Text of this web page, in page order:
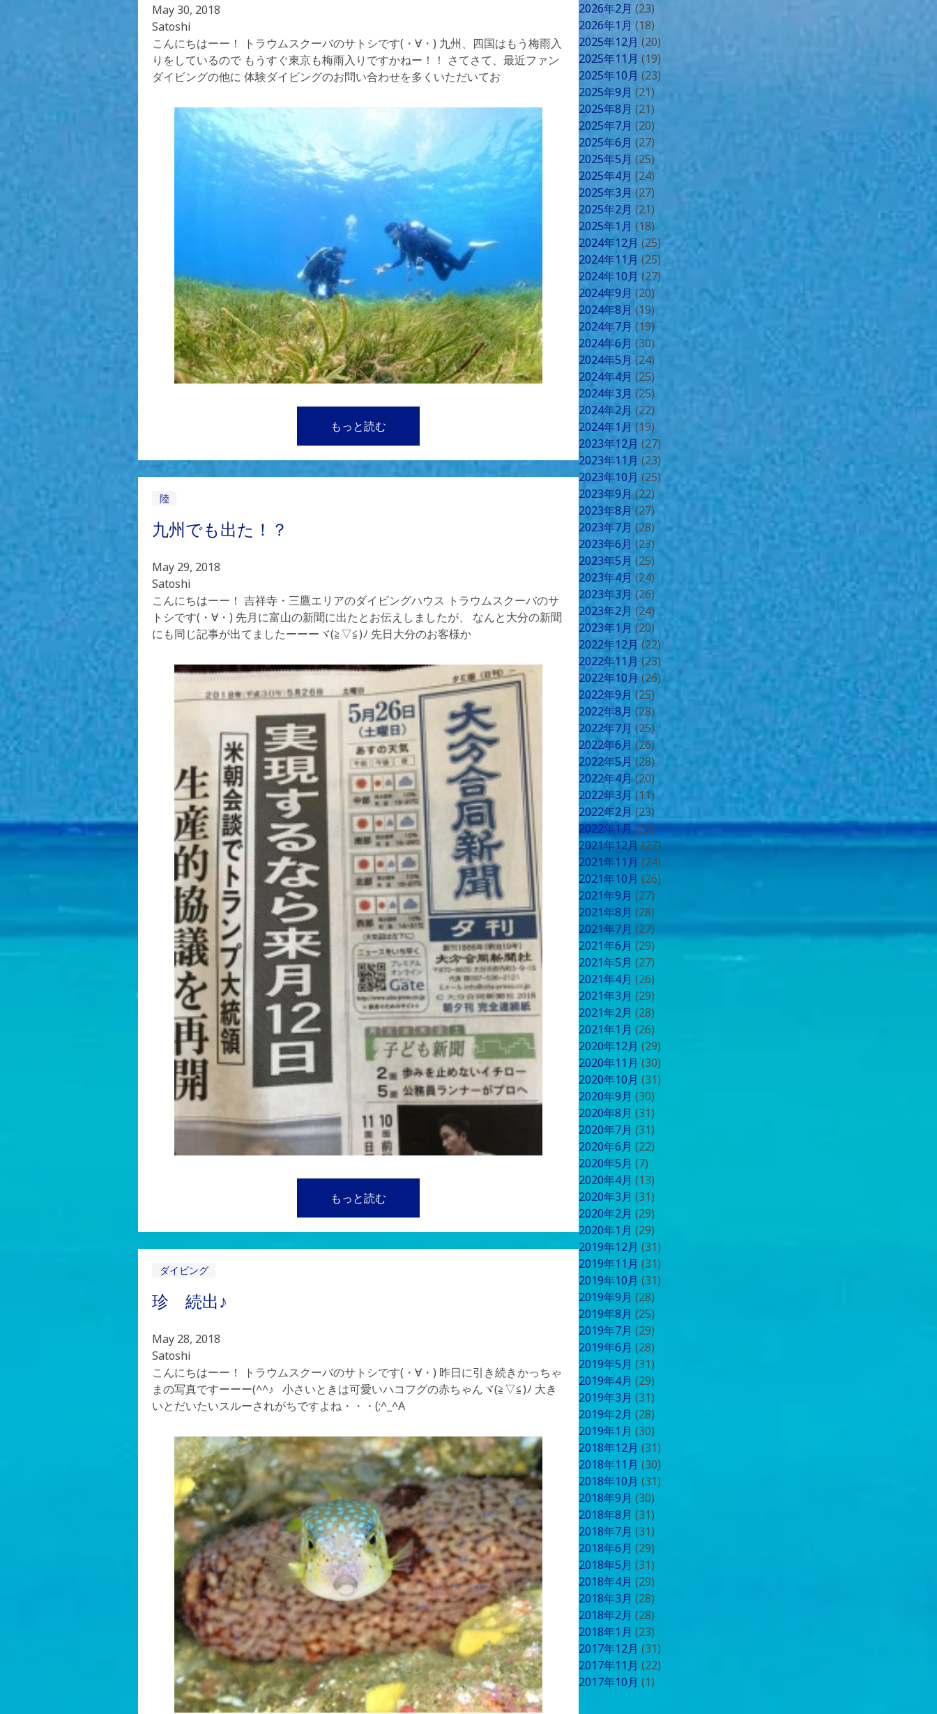
May 30, 2018
Satoshi
こんにちはーー！ トラウムスクーバのサトシです(・∀・) 九州、四国はもう梅雨入
りをしているので もうすぐ東京も梅雨入りですかねー！！ さてさて、最近ファン
ダイビングの他に 体験ダイビングのお問い合わせを多くいただいてお
もっと読む
陸
九州でも出た！？
May 29, 2018
Satoshi
こんにちはーー！ 吉祥寺・三鷹エリアのダイビングハウス トラウムスクーバのサ
トシです(・∀・) 先月に富山の新聞に出たとお伝えしましたが、 なんと大分の新聞
にも同じ記事が出てましたーーーヾ(≧▽≦)ﾉ 先日大分のお客様か
もっと読む
ダイビング
珍 続出♪
May 28, 2018
Satoshi
こんにちはーー！ トラウムスクーバのサトシです(・∀・) 昨日に引き続きかっちゃ
まの写真ですーーー(^^♪ 小さいときは可愛いハコフグの赤ちゃんヾ(≧▽≦)ﾉ 大き
いとだいたいスルーされがちですよね・・・(;^_^A
2026年2月 (23)
2026年1月 (18)
2025年12月 (20)
2025年11月 (19)
2025年10月 (23)
2025年9月 (21)
2025年8月 (21)
2025年7月 (20)
2025年6月 (27)
2025年5月 (25)
2025年4月 (24)
2025年3月 (27)
2025年2月 (21)
2025年1月 (18)
2024年12月 (25)
2024年11月 (25)
2024年10月 (27)
2024年9月 (20)
2024年8月 (19)
2024年7月 (19)
2024年6月 (30)
2024年5月 (24)
2024年4月 (25)
2024年3月 (25)
2024年2月 (22)
2024年1月 (19)
2023年12月 (27)
2023年11月 (23)
2023年10月 (25)
2023年9月(22)
2023年8月 (27)
2023年7月 (28)
2023年6月 (23)
2023年5月 (25)
2023年4月 (24)
2023年3月 (26)
2023年2月 (24)
2023年1月 (20)
2022年12月 (22)
2022年11月 (23)
2022年10月 (26)
2022年9月 (25)
2022年8月 (28)
2022年7月 (25)
2022年6月 (26)
2022年5月 (28)
2022年4月(20)
2022年3月 (11)
2022年2月 (23)
2022年1月(23)
2021年12月 (27)
2021年11月 (24)
2021年10月 (26)
2021年9月 (27)
2021年8月 (28)
2021年7月 (27)
2021年6月 (29)
2021年5月 (27)
2021年4月 (26)
2021年3月 (29)
2021年2月 (28)
2021年1月 (26)
2020年12月 (29)
2020年11月 (30)
2020年10月 (31)
2020年9月 (30)
2020年8月 (31)
2020年7月 (31)
2020年6月 (22)
2020年5月 (7)
2020年4月 (13)
2020年3月 (31)
2020年2月 (29)
2020年1月 (29)
2019年12月 (31)
2019年11月 (31)
2019年10月 (31)
2019年9月 (28)
2019年8月 (25)
2019年7月 (29)
2019年6月 (28)
2019年5月 (31)
2019年4月 (29)
2019年3月 (31)
2019年2月 (28)
2019年1月 (30)
2018年12月 (31)
2018年11月 (30)
2018年10月 (31)
2018年9月 (30)
2018年8月 (31)
2018年7月 (31)
2018年6月 (29)
2018年5月 (31)
2018年4月 (29)
2018年3月 (28)
2018年2月 (28)
2018年1月 (23)
2017年12月 (31)
2017年11月 (22)
2017年10月 (1)